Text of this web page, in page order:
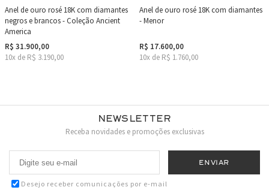
Anel de ouro rosé 18K com diamantes
negros e brancos - Coleção Ancient
America
R$ 31.900,00
10x de R$ 3.190,00
Anel de ouro rosé 18K com diamantes
- Menor
R$ 17.600,00
10x de R$ 1.760,00
Newsletter
Receba novidades e promoções exclusivas
Desejo receber comunicações por e-mail